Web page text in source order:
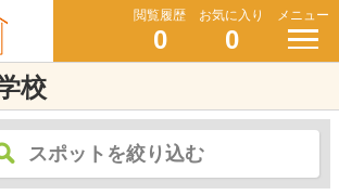
閲覧履歴
0
お気に入り
0
メニュー
校
スポットを絞り込む